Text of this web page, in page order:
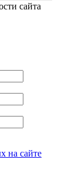
сайта
на сайте